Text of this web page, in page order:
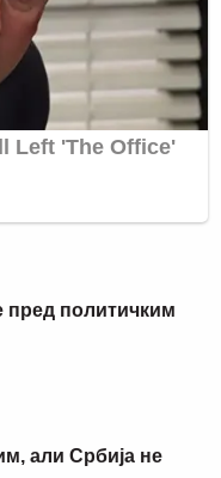
пред политичким
али Србија не